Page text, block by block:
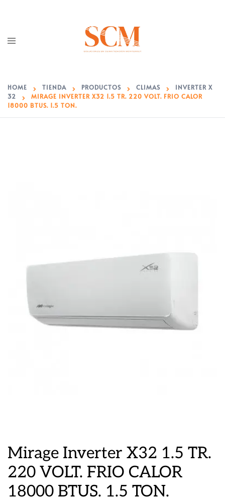
Toggle
Menu
HOME TIENDA PRODUCTOS CLIMAS
INVERTER X
32
MIRAGE INVERTER X32 1.5 TR. 220 VOLT. FRIO CALOR
18000 BTUS. 1.5 TON.
Mirage Inverter X32 1.5 TR.
220 VOLT. FRIO CALOR
18000 BTUS. 1.5 TON.